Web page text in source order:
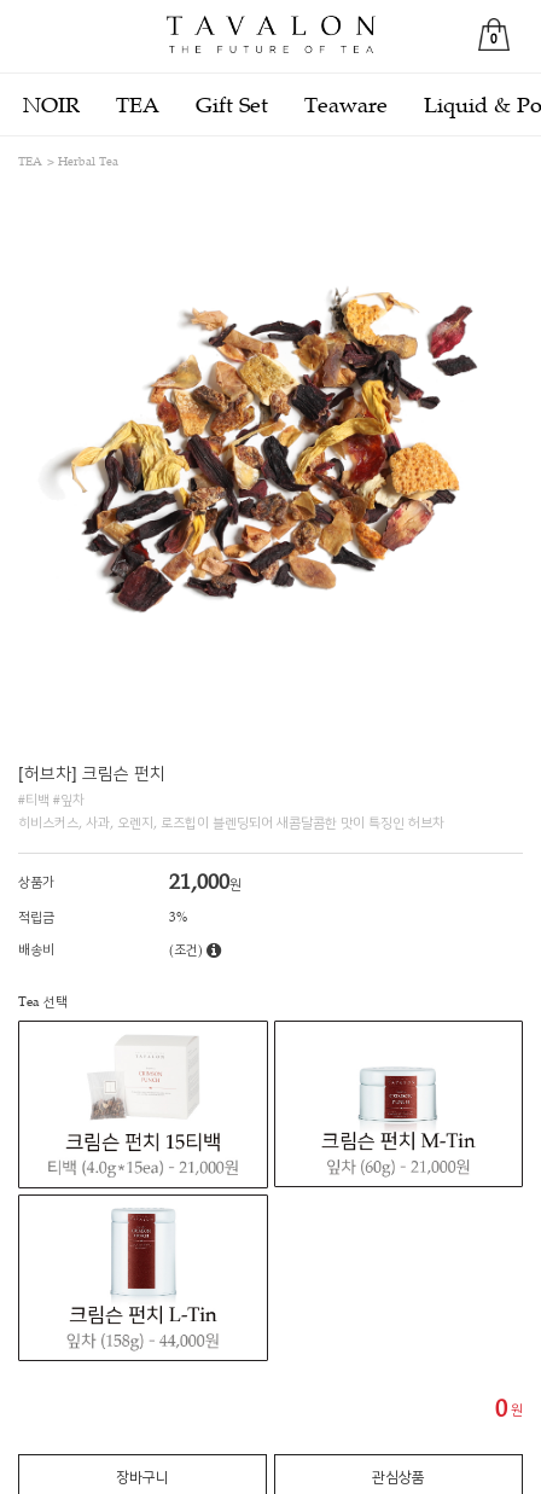
0
NOIR TEA Gift Set Teaware Liquid &
TEA Herbal Tea
[허브차] 크림슨 펀치
#티백 #잎차
히비스커스, 사과, 오렌지, 로즈힙이 블렌딩되어 새콤달콤한 맛이 특징인 허브차
상품가 21,000원
적립금 3%
배송비 (조건)
Tea 선택
0 원
장바구니 관심상품